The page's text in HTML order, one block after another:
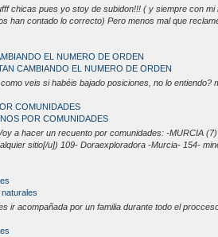
chicas pues yo stoy de subidon!!! ( y siempre con
han contado lo correcto) Pero menos mal que
EL NUMERO DE ORDEN
CAMBIANDO EL NUMERO DE ORDEN
veis si habéis bajado posiciones, no lo entiendo?
COMUNIDADES
POR COMUNIDADES
a hacer un recuento por comunidades: -MURCIA
sitio[/u]) 109- Doraexploradora -Murcia- 154-
ir acompañada por un familia durante todo el